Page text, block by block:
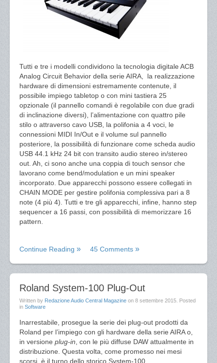
Tutti e tre i modelli condividono la tecnologia digitale ACB
Analog Circuit Behavior della serie AIRA, la realizzazione
hardware di dimensioni estremamente contenute, il
possibile impiego tabletop o con mini tastiera 25
opzionale (il pannello comandi è regolabile con due gradi
di inclinazione diversi), l’alimentazione con quattro pile
stilo o attraverso cavo USB, la polifonia a 4 voci, le
connessioni MIDI In/Out e il volume sul pannello
posteriore, la possibilità di funzionare come scheda audio
USB 44.1 kHz 24 bit con transito audio stereo in/stereo
out. Ah, ci sono anche una coppia di touch sensor che
lavorano come bend/modulation e un mini speaker
incorporato. Due apparecchi possono essere collegati in
CHAIN MODE per gestire polifonia complessiva pari a 8
note (4 più 4). Tutti e tre gli apparecchi, infine, hanno step
sequencer a 16 passi, con possibilità di memorizzare 16
pattern.
Continue Reading 45 Comments
Roland System-100 Plug-Out
Written by Redazione Audio Central Magazine on 8 settembre 2015 . Posted
in Software
Inarrestabile, prosegue la serie dei plug-out prodotti da
Roland per l’impiego con gli hardware della serie AIRA o,
in versione plug-in , con le più diffuse DAW attualmente in
distribuzione. Questa volta, come promesso nei mesi
scorsi, è il turno dello storico System-100.